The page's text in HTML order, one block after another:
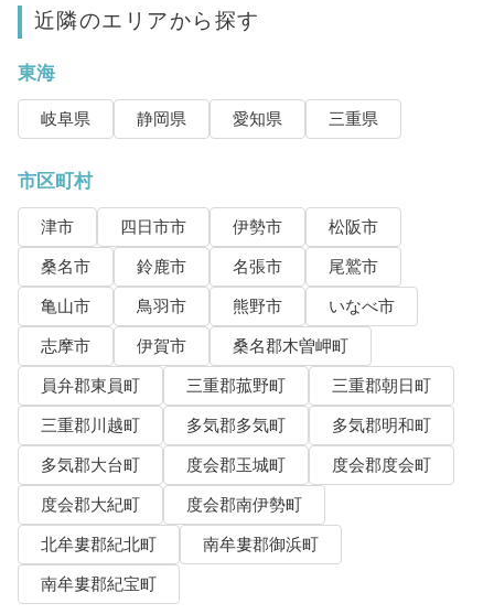
近隣のエリアから探す
東海
岐阜県 静岡県 愛知県 三重県
市区町村
津市 四日市市 伊勢市
松阪市
桑名市
鈴鹿市 名張市
尾鷲市
亀山市
鳥羽市 熊野市
いなべ市
志摩市
伊賀市
桑名郡木曽岬町
員弁郡東員町
三重郡菰野町
三重郡朝日町
三重郡川越町
多気郡多気町
多気郡明和町
多気郡大台町
度会郡玉城町
度会郡度会町
度会郡大紀町
度会郡南伊勢町
北牟婁郡紀北町
南牟婁郡御浜町
南牟婁郡紀宝町